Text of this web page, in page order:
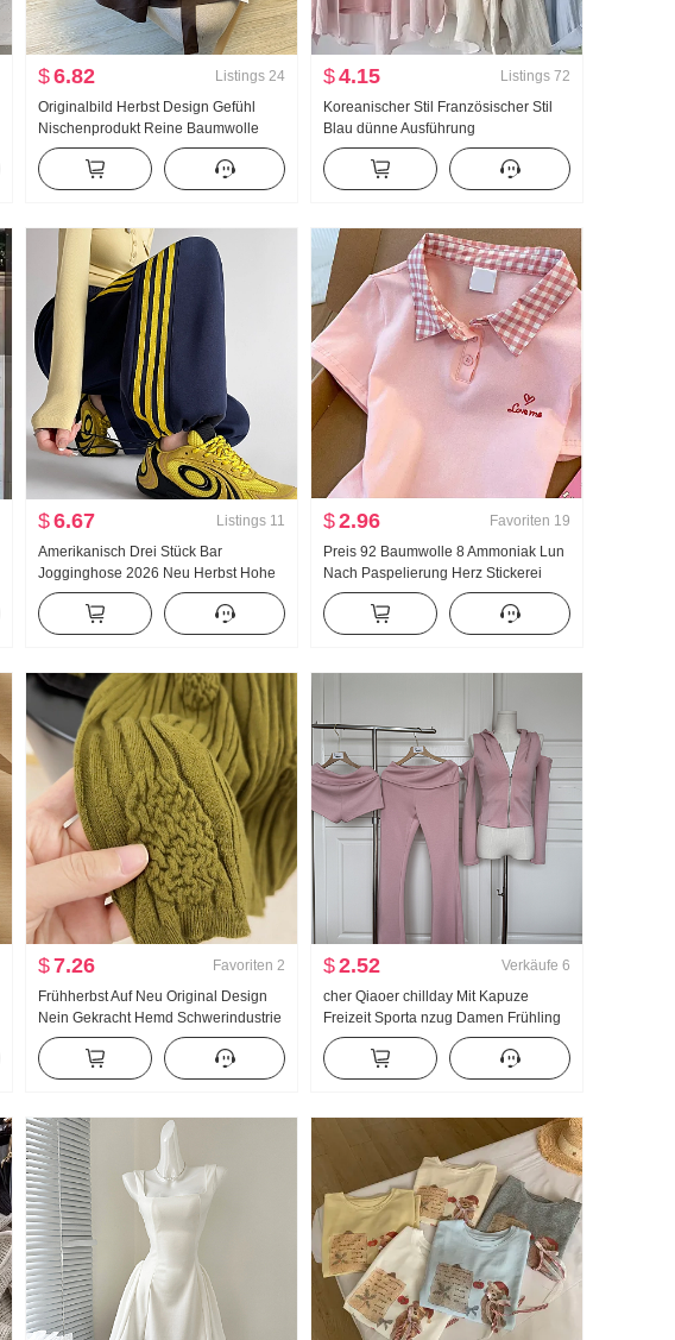
$6.82 Listings 24
Originalbild Herbst Design Gefühl
Nischenprodukt Reine Baumwolle
Metall Dekoration Tailliert Schlank
Locker Langarm Hemd Damen
oberteile
$4.15 Listings 72
Koreanischer Stil Französischer Stil
Blau dünne Ausführung
Sonnenschutzbekleidung Langarm
Hemd Damen Sommerkleid ung
Locker Freizeit Lässig Langarm
$6.67 Listings 11
Amerikanisch Drei Stück Bar
Jogginghose 2026 Neu Herbst Hohe
Taille Breite Beine Bündchen
Freizeithose Wei Hosen Cargo-Hose
$2.96 Favoriten 19
Preis 92 Baumwolle 8 Ammoniak Lun
Nach Paspelierung Herz Stickerei
Süß Kurz Polo-Kragen T-Shirt Schlank
Petite Modisch
$7.26 Favoriten 2
Frühherbst Auf Neu Original Design
Nein Gekracht Hemd Schwerindustrie
Jacquard Strick Top Damen Herbst
Neu Schlank
$2.52 Verkäufe 6
cher Qiaoer chillday Mit Kapuze
Freizeit Sporta nzug Damen Frühling
Schulterfrei Jacke Schlaghose
Dreiteiliges Set